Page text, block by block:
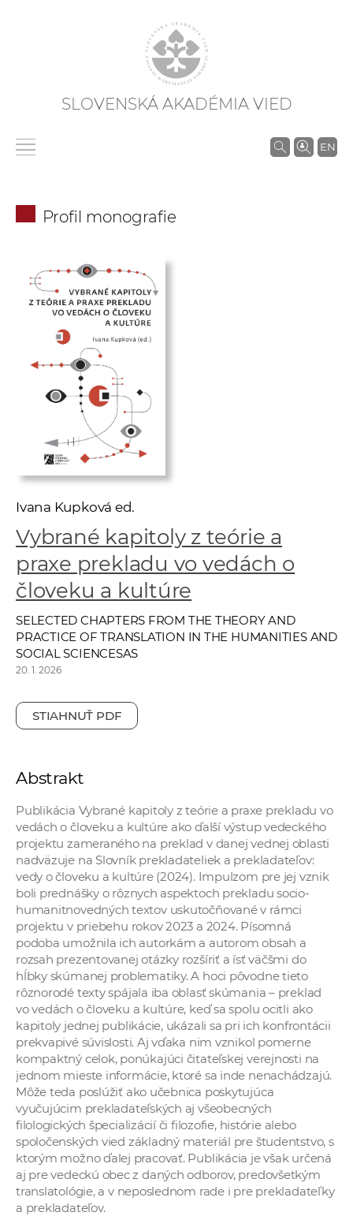
SLOVENSKÁ AKADÉMIA VIED
EN
V
č
c
h
í
o
c
h
S
V
Profil monografie
Ivana Kupková ed.
Vybrané kapitoly z teórie a
praxe prekladu vo vedách o
človeku a kultúre
SELECTED CHAPTERS FROM THE THEORY AND
PRACTICE OF TRANSLATION IN THE HUMANITIES AND
SOCIAL SCIENCESAS
20. 1. 2026
STIAHNUŤ PDF
Abstrakt
Publikácia Vybrané kapitoly z teórie a praxe prekladu vo
vedách o človeku a kultúre ako ďalší výstup vedeckého
projektu zameraného na preklad v danej vednej oblasti
nadväzuje na Slovník prekladateliek a prekladateľov:
vedy o človeku a kultúre (2024). Impulzom pre jej vznik
boli prednášky o rôznych aspektoch prekladu socio-
humanitnovedných textov uskutočňované v rámci
projektu v priebehu rokov 2023 a 2024. Písomná
podoba umožnila ich autorkám a autorom obsah a
rozsah prezentovanej otázky rozšíriť a ísť väčšmi do
hĺbky skúmanej problematiky. A hoci pôvodne tieto
rôznorodé texty spájala iba oblasť skúmania – preklad
vo vedách o človeku a kultúre, keď sa spolu ocitli ako
kapitoly jednej publikácie, ukázali sa pri ich konfrontácii
prekvapivé súvislosti. Aj vďaka nim vznikol pomerne
kompaktný celok, ponúkajúci čitateľskej verejnosti na
jednom mieste informácie, ktoré sa inde nenachádzajú.
Môže teda poslúžiť ako učebnica poskytujúca
vyučujúcim prekladateľských aj všeobecných
filologických špecializácií či filozofie, histórie alebo
spoločenských vied základný materiál pre študentstvo, s
ktorým možno ďalej pracovať. Publikácia je však určená
aj pre vedeckú obec z daných odborov, predovšetkým
translatológie, a v neposlednom rade i pre prekladateľky
a prekladateľov.